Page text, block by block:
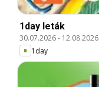
1day leták
30.07.2026- 12.08.2026
1day